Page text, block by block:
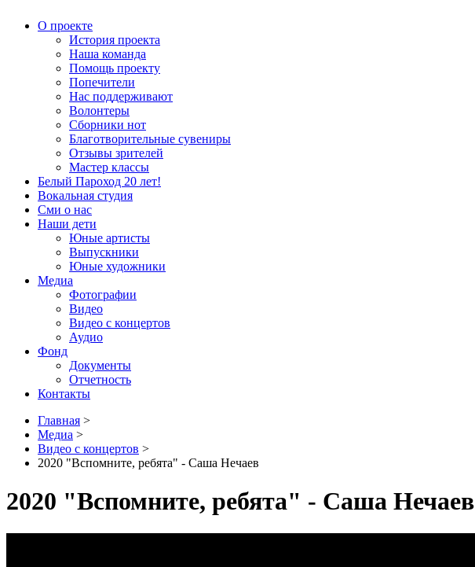
О проекте
История проекта
Наша команда
Помощь проекту
Попечители
Нас поддерживают
Волонтеры
Сборники нот
Благотворительные сувениры
Отзывы зрителей
Мастер классы
Белый Пароход 20 лет!
Вокальная студия
Сми о нас
Наши дети
Юные артисты
Выпускники
Юные художники
Медиа
Фотографии
Видео
Видео с концертов
Аудио
Фонд
Документы
Отчетность
Контакты
Главная >
Медиа >
Видео с концертов >
2020 "Вспомните, ребята" - Саша Нечаев
2020 "Вспомните, ребята" - Саша Нечаев